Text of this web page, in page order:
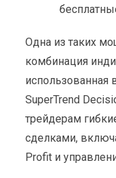
Одна из таких
комбинация
использованная
SuperTrend
трейдерам
сделками,
Profit и